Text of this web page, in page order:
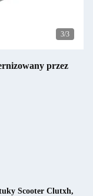
3/3
przez
Scooter Clutxh,